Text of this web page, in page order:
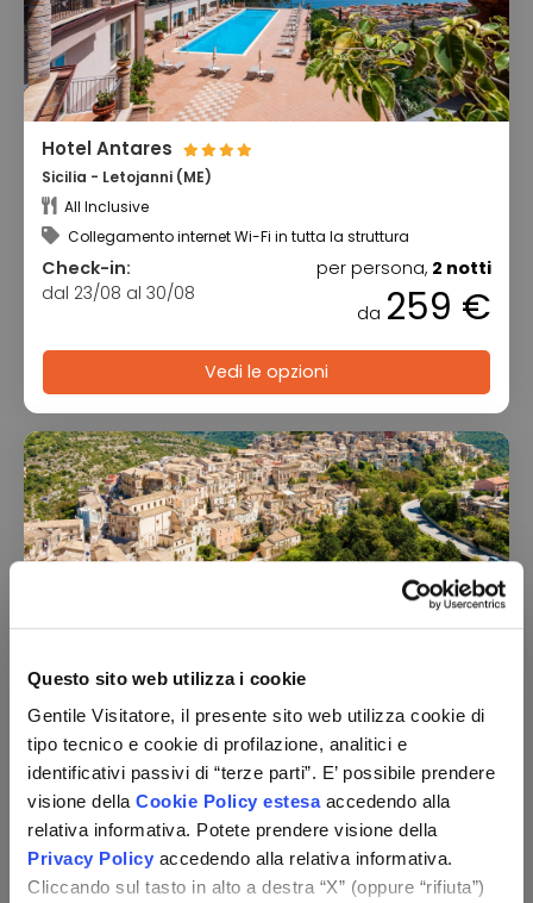
Questo sito web utilizza i cookie
Gentile Visitatore, il presente sito web utilizza cookie di
tipo tecnico e cookie di profilazione, analitici e
identificativi passivi di “terze parti”. E’ possibile prendere
visione della Cookie Policy estesaaccedendo alla
relativa informativa. Potete prendere visione della
Privacy Policy accedendo alla relativa informativa.
Cliccando sul tasto in alto a destra “X” (oppure “rifiuta”)
Hotel Antares
Sicilia - Letojanni (ME)
All Inclusive
Collegamento internet Wi-Fi in tutta la struttura
Check-in:
dal 23/08 al 30/08
per persona, 2 notti
da 259 €
Vedi le opzioni
Hotel Artemisia Resort
Pernottamento e colazione
Utilizzo della piscina scoperta
Check-in:
per persona, 2 notti
da85 €
Vedi le opzioni